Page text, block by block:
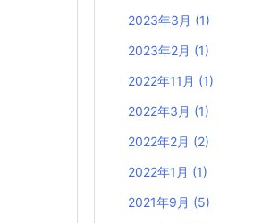
2023年3月 (1)
2023年2月 (1)
2022年11月 (1)
2022年3月 (1)
2022年2月 (2)
2022年1月 (1)
2021年9月 (5)